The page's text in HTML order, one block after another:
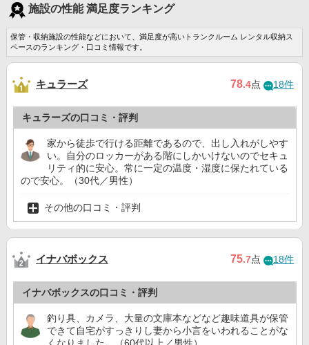
施設の性能 満足度ランキング
保管・収納施設の性能などにおいて、満足度が高いトランクルーム レンタル収納ス
ペースのランキング・口コミ情報です。
キュラーズ 78.4点 18件
キュラーズの口コミ・評判
家から徒歩で行ける距離であるので、出し入れがしやす
い。自分のロッカーがある階にしかいけないのでセキュ
リティ的に安心。常に一定の温度・湿度に保たれている
ので安心。（30代／男性）
その他の口コミ・評判
イナバボックス 75.7点 18件
イナバボックスの口コミ・評判
釣り具、カメラ、大量の文庫本などなど趣味道具が保管
できて自宅がすっきりし妻から小言をいわれることがな